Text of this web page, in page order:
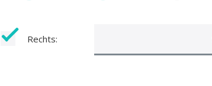
Rechts: